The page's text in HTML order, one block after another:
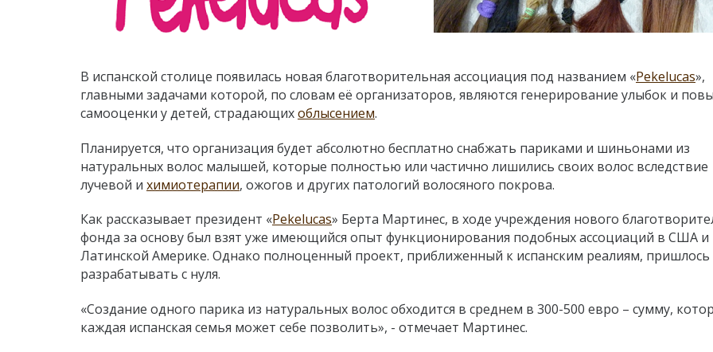
В испанской столице появилась новая благотворительная ассоциация под названием «Pekelucas»,
главными задачами которой, по словам её организаторов, являются генерирование улыбок и
самооценки у детей, страдающихоблысением.
Планируется, что организация будет абсолютно бесплатно снабжать париками и шиньонами из
натуральных волос малышей, которые полностью или частично лишились своих волос вследствие
лучевой и химиотерапии, ожогов и других патологий волосяного покрова.
Как рассказывает президент «Pekelucas» Берта Мартинес, в ходе учреждения нового
фонда за основу был взят уже имеющийся опыт функционирования подобных ассоциаций в США и
Латинской Америке. Однако полноценный проект, приближенный к испанским реалиям, пришлось
разрабатывать с нуля.
«Создание одного парика из натуральных волос обходится в среднем в 300-500 евро – сумму,
каждая испанская семья может себе позволить», - отмечает Мартинес.